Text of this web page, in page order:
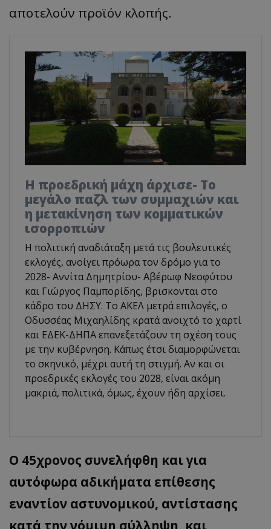
αποτελούν προϊόν κλοπής.
Η προεδρική μάχη άρχισε- Το
μεγάλο παζλ των συμμαχιών και
η μετακίνηση των κομματικών
ισορροπιών
Η πολιτική αναδιάταξη μετά τις βουλευτικές
εκλογές, ανοίγει πρόωρα τον δρόμο για το
2028- Αννίτα Δημητρίου- Αβέρωφ Νεοφύτου
και Γιώργος Παμπορίδης, βρισκονται στο
κάδρο του ΔΗΣΥ. Το ΑΚΕΛ μετρά επιλογές, ο
Οδυσσέας Μιχαηλίδης κρατά ανοιχτό το χαρτί
και ΕΔΕΚ-ΔΗΠΑ επανεξετάζουν τη σχέση τους
με την κυβέρνηση. Κάπως έτσι διαμορφώνεται
το σκηνικό, μέχρι αυτή τη στιγμή. Αν και οι
προεδρικές εκλογές του 2028, είναι ακόμη
μακριά, πολιτικά, όμως, έχουν ήδη αρχίσει.
Ο 45χρονος συνελήφθη και για
αυτόφωρα αδικήματα επίθεσης
εναντίον αστυνομικού, αντίστασης
κατά την νόμιμη σύλληψη, και